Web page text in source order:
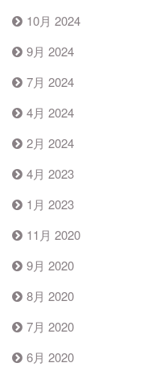
10月 2024
9月 2024
7月 2024
4月 2024
2月 2024
4月 2023
1月 2023
11月 2020
9月 2020
8月 2020
7月 2020
6月 2020